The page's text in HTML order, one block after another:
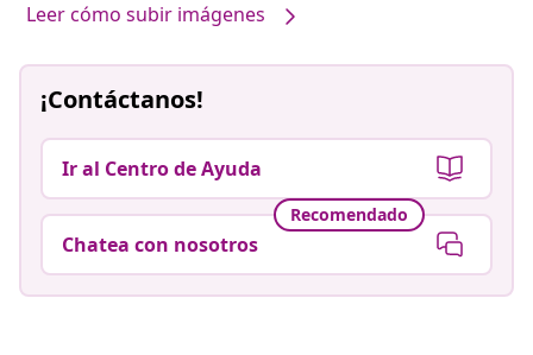
Leer cómo subir imágenes
¡Contáctanos!
Ir al Centro de Ayuda
Recomendado
Chatea con nosotros